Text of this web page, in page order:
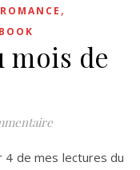
ROMANCE ,
mois de